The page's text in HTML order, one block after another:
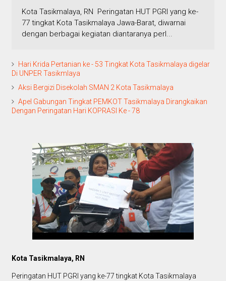
Kota Tasikmalaya, RN Peringatan HUT PGRI yang ke-
77 tingkat Kota Tasikmalaya Jawa-Barat, diwarnai
dengan berbagai kegiatan diantaranya perl...
Hari Krida Pertanian ke - 53 Tingkat Kota Tasikmalaya digelar
Di UNPER Tasikmlaya
Aksi Bergizi Disekolah SMAN 2 Kota Tasikmalaya
Apel Gabungan Tingkat PEMKOT Tasikmalaya Dirangkaikan
Dengan Peringatan Hari KOPRASI Ke - 78
Kota Tasikmalaya, RN
Peringatan HUT PGRI yang ke-77 tingkat Kota Tasikmalaya